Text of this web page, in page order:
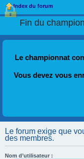
Index du forum
Fin du
Le championnat
Vous devez vous
Le forum exige que
des membres.
Nom d’utilisateur :